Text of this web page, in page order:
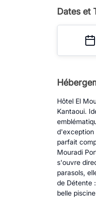
Dates et
Hôtel El
Kantaoui.
d'exception
parfait
Mouradi
s'ouvre
parasols,
de Détente
belle